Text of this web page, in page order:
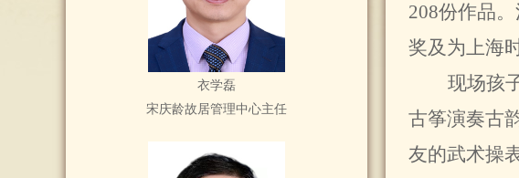
衣学磊
宋庆龄故居管理中心主任
208份作品
奖及为上海
现场孩
古筝演奏古
友的武术操